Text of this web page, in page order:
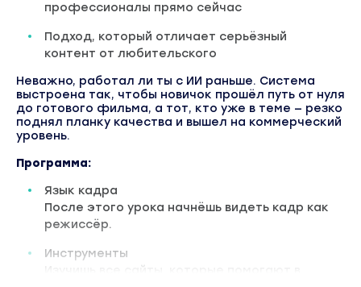
профессионалы прямо сейчас
Подход, который отличает серьёзный
контент от любительского
Неважно, работал ли ты с ИИ раньше. Система
выстроена так, чтобы новичок прошёл путь от нуля
до готового фильма, а тот, кто уже в теме — резко
поднял планку качества и вышел на коммерческий
уровень.
Программа:
Язык кадра
После этого урока начнёшь видеть кадр как
режиссёр.
Инструменты